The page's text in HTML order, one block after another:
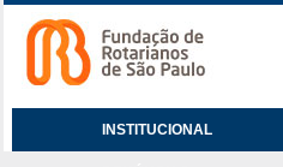
INSTITUCIONAL